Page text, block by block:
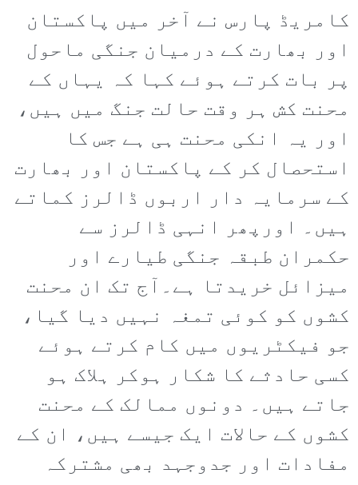
کامریڈ پارس نے آخر میں پاکستان
اور بھارت کے درمیان جنگی ماحول
پر بات کرتے ہوئے کہا کہ یہاں کے
محنت کش ہر وقت حالت جنگ میں ہیں،
اور یہ انکی محنت ہی ہے جس کا
استحصال کر کے پاکستان اور بھارت
کے سرمایہ دار اربوں ڈالرز کماتے
ہیں۔ اورپھر انہی ڈالرز سے
حکمران طبقہ جنگی طیارے اور
میزائل خریدتا ہے۔آج تک ان محنت
کشوں کو کوئی تمغہ نہیں دیا گیا،
جو فیکٹریوں میں کام کرتے ہوئے
کسی حادثے کا شکار ہوکر ہلاک ہو
جاتے ہیں۔ دونوں ممالک کے محنت
کشوں کے حالات ایک جیسے ہیں، ان کے
مفادات اور جدوجہد بھی مشترکہ